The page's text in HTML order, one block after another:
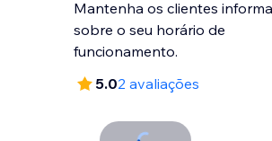
Mantenha os clientes
sobre o seu horário de
funcionamento.
5.02 avaliações